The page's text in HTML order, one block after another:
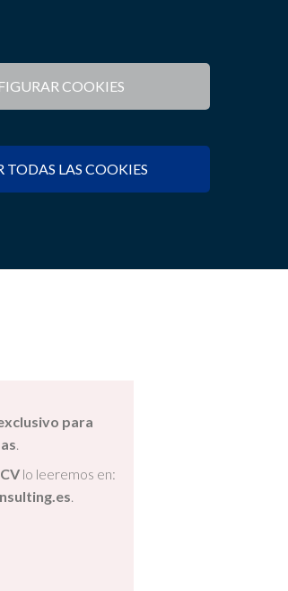
COOKIES
TODAS LAS COOKIES
Asesorías nacionales
para
.
CV lo leeremos en:
.